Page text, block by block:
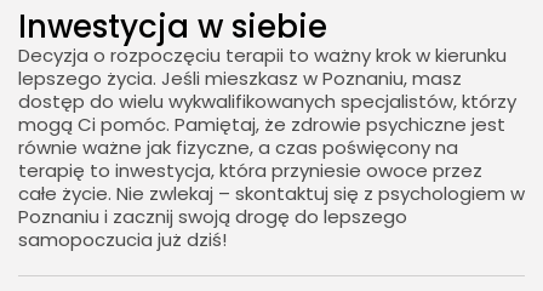
Inwestycja w siebie
Decyzja o rozpoczęciu terapii to ważny krok w kierunku
lepszego życia. Jeśli mieszkasz w Poznaniu, masz
dostęp do wielu wykwalifikowanych specjalistów, którzy
mogą Ci pomóc. Pamiętaj, że zdrowie psychiczne jest
równie ważne jak fizyczne, a czas poświęcony na
terapię to inwestycja, która przyniesie owoce przez
całe życie. Nie zwlekaj – skontaktuj się z psychologiem w
Poznaniu i zacznij swoją drogę do lepszego
samopoczucia już dziś!